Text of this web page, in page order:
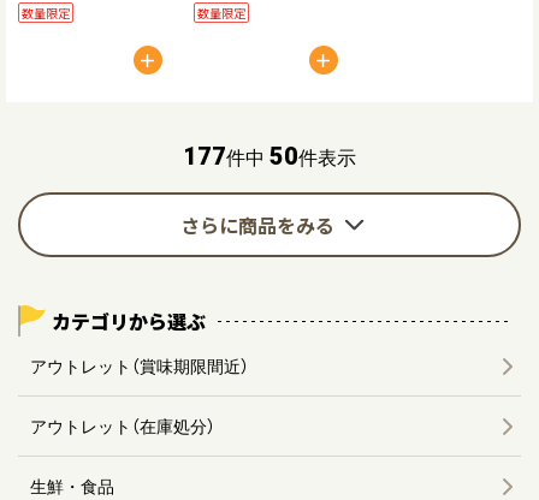
数量限定 数量限定
177件中 50件表示
さらに商品をみる
カテゴリから選ぶ
アウトレット（賞味期限間近）
アウトレット（在庫処分）
生鮮・食品